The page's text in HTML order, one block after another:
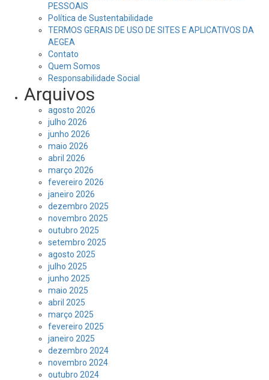
PESSOAIS
Política de Sustentabilidade
TERMOS GERAIS DE USO DE SITES E APLICATIVOS DA
AEGEA
Contato
Quem Somos
Responsabilidade Social
Arquivos
agosto 2026
julho 2026
junho 2026
maio 2026
abril 2026
março 2026
fevereiro 2026
janeiro 2026
dezembro 2025
novembro 2025
outubro 2025
setembro 2025
agosto 2025
julho 2025
junho 2025
maio 2025
abril 2025
março 2025
fevereiro 2025
janeiro 2025
dezembro 2024
novembro 2024
outubro 2024